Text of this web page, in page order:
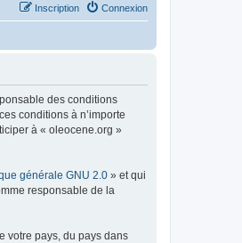
Connexion
Inscription
des conditions
conditions à n’importe
à « oleocene.org »
générale GNU 2.0 » et qui
responsable de la
votre pays, du pays dans